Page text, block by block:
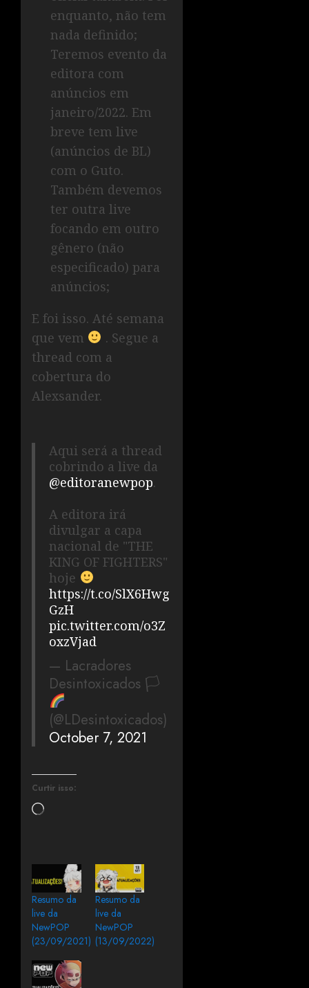
enquanto, não tem
nada definido;
Teremos evento da
editora com
anúncios em
janeiro/2022. Em
breve tem live
(anúncios de BL)
com o Guto.
Também devemos
ter outra live
focando em outro
gênero (não
especificado) para
anúncios;
E foi isso. Até semana
que vem
. Segue a
thread com a
cobertura do
Alexsander.
Aqui será a thread
cobrindo a live da
@editoranewpop.
A editora irá
divulgar a capa
nacional de "THE
KING OF FIGHTERS"
hoje
https://t.co/SlX6Hwg
GzH
pic.twitter.com/o3Z
oxzVjad
— Lacradores
Desintoxicados 🏳‍
(@LDesintoxicados)
October 7, 2021
Curtir isso:
Resumo da
live da
NewPOP
(23/09/2021)
Resumo da
live da
NewPOP
(13/09/2022)